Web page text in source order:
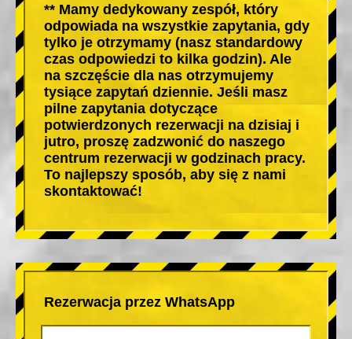
** Mamy dedykowany zespół, który
odpowiada na wszystkie zapytania, gdy
tylko je otrzymamy (nasz standardowy
czas odpowiedzi to kilka godzin). Ale
na szczęście dla nas otrzymujemy
tysiące zapytań dziennie. Jeśli masz
pilne zapytania dotyczące
potwierdzonych rezerwacji na dzisiaj i
jutro, proszę zadzwonić do naszego
centrum rezerwacji w godzinach pracy.
To najlepszy sposób, aby się z nami
skontaktować!
Rezerwacja przez WhatsApp